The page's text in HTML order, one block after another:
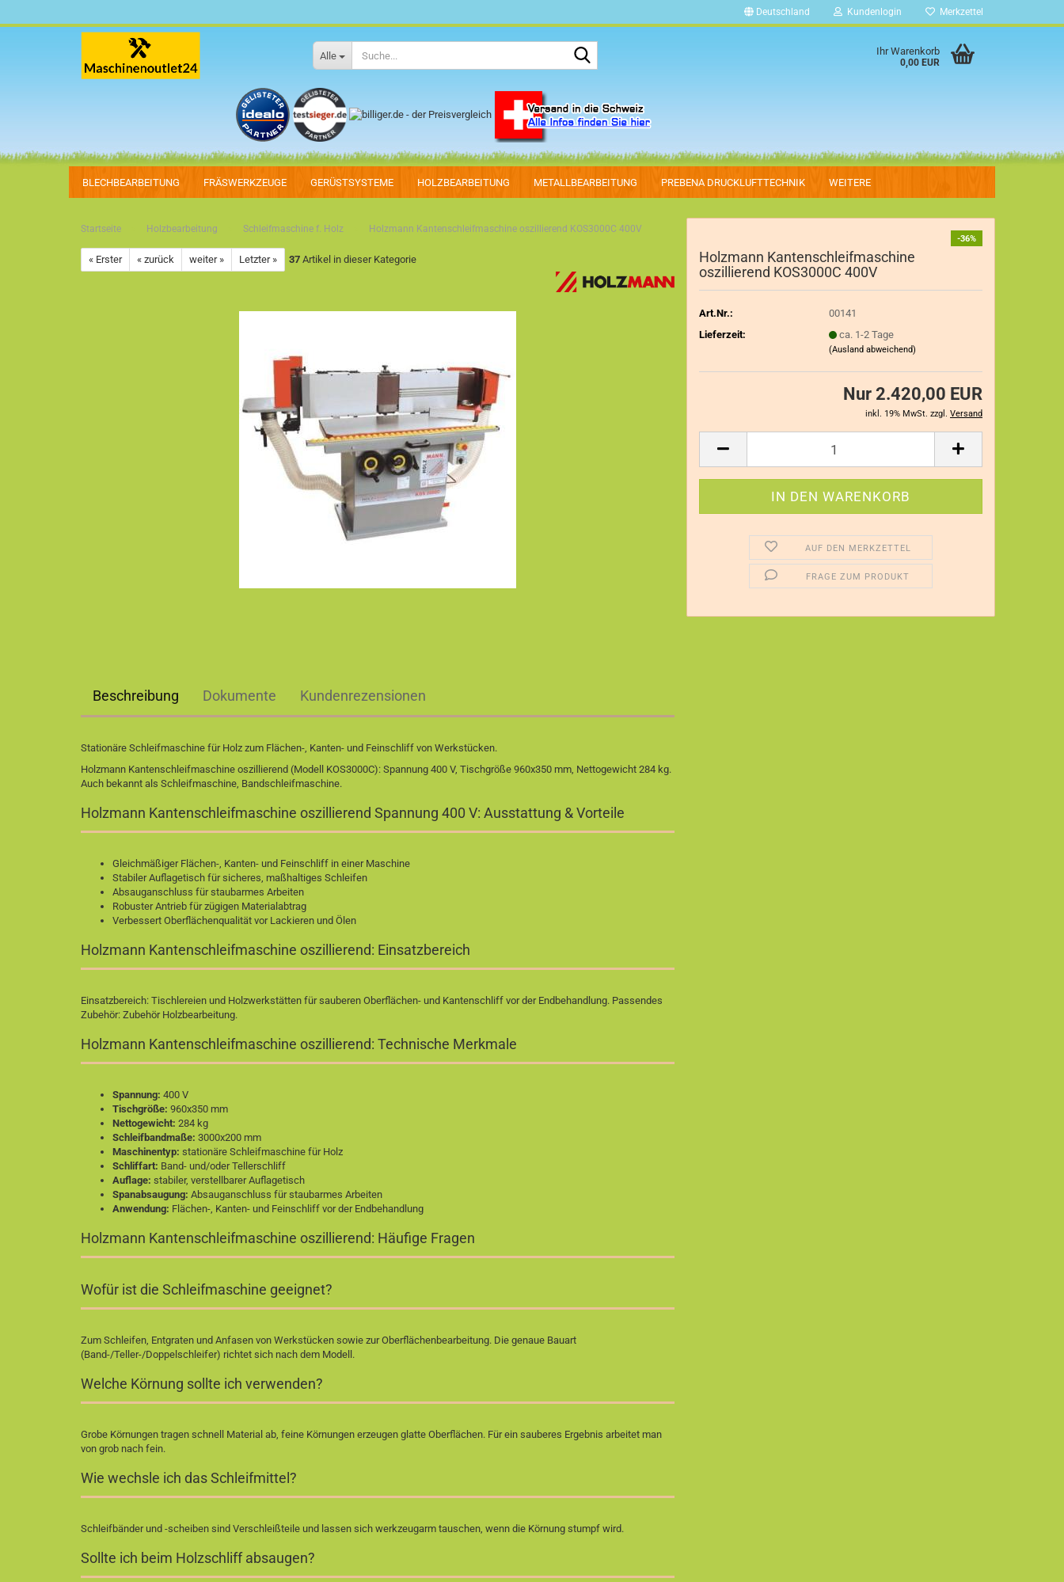
Deutschland Kundenlogin Merkzettel
Alle Ihr Warenkorb
0,00 EUR
BLECHBEARBEITUNG FRÄSWERKZEUGE GERÜSTSYSTEME HOLZBEARBEITUNG METALLBEARBEITUNG PREBENA DRUCKLUFTTECHNIK WEITERE
Startseite Holzbearbeitung Schleifmaschine f. Holz Holzmann Kantenschleifmaschine oszillierend KOS3000C 400V
« Erster « zurück weiter » Letzter » 37 Artikel in dieser Kategorie
-36%
Holzmann Kantenschleifmaschine
oszillierend KOS3000C 400V
Art.Nr.:
00141
Lieferzeit:
ca. 1-2 Tage
(Ausland abweichend)
Nur 2.420,00 EUR
inkl. 19% MwSt. zzgl. Versand
AUF DEN MERKZETTEL
FRAGE ZUM PRODUKT
Beschreibung Dokumente Kundenrezensionen
Stationäre Schleifmaschine für Holz zum Flächen-, Kanten- und Feinschliff von Werkstücken.
Holzmann Kantenschleifmaschine oszillierend (Modell KOS3000C): Spannung 400 V, Tischgröße 960x350 mm, Nettogewicht 284 kg.
Auch bekannt als Schleifmaschine, Bandschleifmaschine.
Holzmann Kantenschleifmaschine oszillierend Spannung 400 V: Ausstattung & Vorteile
Gleichmäßiger Flächen-, Kanten- und Feinschliff in einer Maschine
Stabiler Auflagetisch für sicheres, maßhaltiges Schleifen
Absauganschluss für staubarmes Arbeiten
Robuster Antrieb für zügigen Materialabtrag
Verbessert Oberflächenqualität vor Lackieren und Ölen
Holzmann Kantenschleifmaschine oszillierend: Einsatzbereich
Einsatzbereich: Tischlereien und Holzwerkstätten für sauberen Oberflächen- und Kantenschliff vor der Endbehandlung. Passendes
Zubehör: Zubehör Holzbearbeitung.
Holzmann Kantenschleifmaschine oszillierend: Technische Merkmale
Spannung: 400 V
Tischgröße: 960x350 mm
Nettogewicht: 284 kg
Schleifbandmaße: 3000x200 mm
Maschinentyp: stationäre Schleifmaschine für Holz
Schliffart: Band- und/oder Tellerschliff
Auflage: stabiler, verstellbarer Auflagetisch
Spanabsaugung: Absauganschluss für staubarmes Arbeiten
Anwendung: Flächen-, Kanten- und Feinschliff vor der Endbehandlung
Holzmann Kantenschleifmaschine oszillierend: Häufige Fragen
Wofür ist die Schleifmaschine geeignet?
Zum Schleifen, Entgraten und Anfasen von Werkstücken sowie zur Oberflächenbearbeitung. Die genaue Bauart
(Band-/Teller-/Doppelschleifer) richtet sich nach dem Modell.
Welche Körnung sollte ich verwenden?
Grobe Körnungen tragen schnell Material ab, feine Körnungen erzeugen glatte Oberflächen. Für ein sauberes Ergebnis arbeitet man
von grob nach fein.
Wie wechsle ich das Schleifmittel?
Schleifbänder und -scheiben sind Verschleißteile und lassen sich werkzeugarm tauschen, wenn die Körnung stumpf wird.
Sollte ich beim Holzschliff absaugen?